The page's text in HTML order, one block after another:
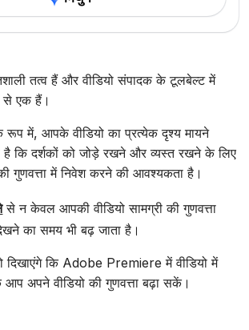
तत्व हैं और वीडियो संपादक के टूलबेल्ट में
एक हैं।
रूप में, आपके वीडियो का प्रत्येक दृश्य मायने
है कि दर्शकों को जोड़े रखने और व्यस्त रखने के लिए
गुणवत्ता में निवेश करने की आवश्यकता है।
से न केवल आपकी वीडियो सामग्री की गुणवत्ता
का समय भी बढ़ जाता है।
कि Adobe Premiere में वीडियो में
अपने वीडियो की गुणवत्ता बढ़ा सकें।